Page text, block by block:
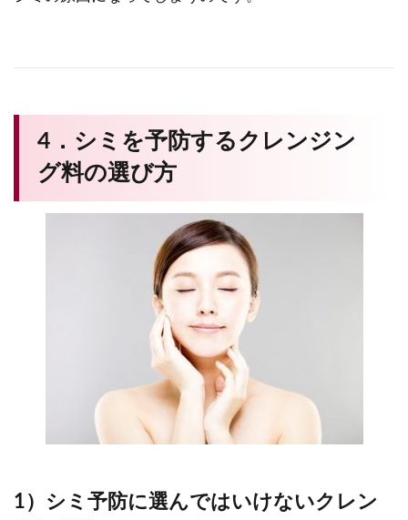
4．シミを予防するクレンジン
グ料の選び方
1）シミ予防に選んではいけないクレン